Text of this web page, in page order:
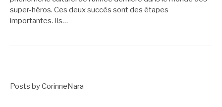
super-héros. Ces deux succès sont des étapes
importantes. Ils…
Posts by CorinneNara